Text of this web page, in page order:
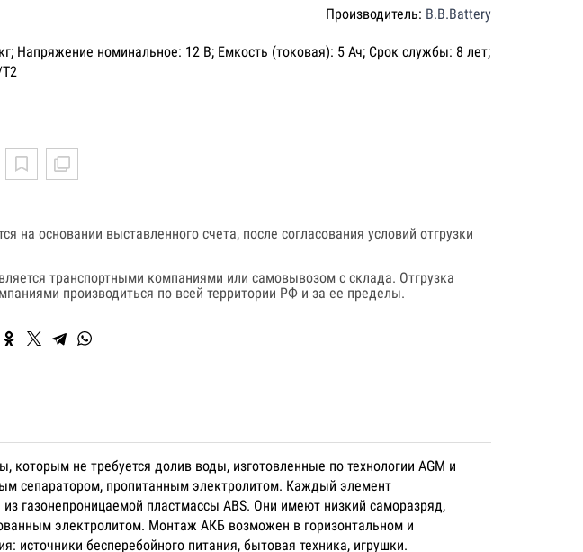
Производитель: B.B.Battery
Напряжение номинальное: 12 В; Емкость (токовая): 5 Ач; Срок службы: 8 лет;
на основании выставленного счета, после согласования условий отгрузки
транспортными компаниями или самовывозом с склада. Отгрузка
производиться по всей территории РФ и за ее пределы.
не требуется долив воды, изготовленные по технологии AGM и
сепаратором, пропитанным электролитом. Каждый элемент
газонепроницаемой пластмассы ABS. Они имеют низкий саморазряд,
электролитом. Монтаж АКБ возможен в горизонтальном и
источники бесперебойного питания, бытовая техника, игрушки.